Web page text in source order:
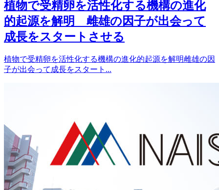
植物で受精卵を活性化する機構の進化
的起源を解明 雌雄の因子が出会って
成長をスタートさせる
植物で受精卵を活性化する機構の進化的起源を解明雌雄の因
子が出会って成長をスタート...